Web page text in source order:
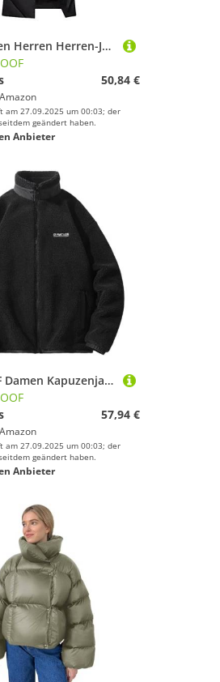
Winterjacken Herren Herren-Jacken Fahrrad Jacke Für Parker Jacken Outdoor Herrenjacken Softshell Parka Winterjacke Winter Coat Men Schwarz, XL
50,84 €
Amazon
am 27.09.2025 um 00:03; der
geändert haben.
Anbieter
SKFLABOOF Damen Kapuzenjacke Sherpa Jacke Damen Teddybär Zip Up Hoodie Sweatshirt Casual Winter Warm Weich Outwear Mantel
57,94 €
Amazon
am 27.09.2025 um 00:03; der
geändert haben.
Anbieter